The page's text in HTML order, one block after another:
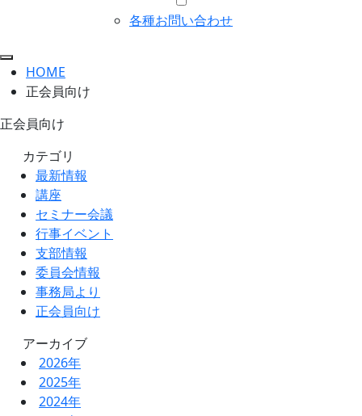
各種お問い合わせ
HOME
正会員向け
正会員向け
カテゴリ
最新情報
講座
セミナー会議
行事イベント
支部情報
委員会情報
事務局より
正会員向け
アーカイブ
2026年
2025年
2024年